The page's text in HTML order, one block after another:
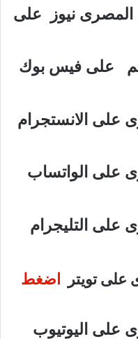
المصرى نيوز على
على فيس بوك
على الانستجرام
على الواتساب
على التليجرام
على تويتر
اضغط
على اليوتيوب